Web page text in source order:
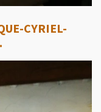
CYRIEL-